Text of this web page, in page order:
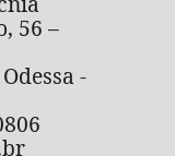
56 –
-